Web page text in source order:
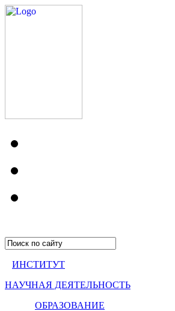
ИНСТИТУТ
НАУЧНАЯ ДЕЯТЕЛЬНОСТЬ
ОБРАЗОВАНИЕ